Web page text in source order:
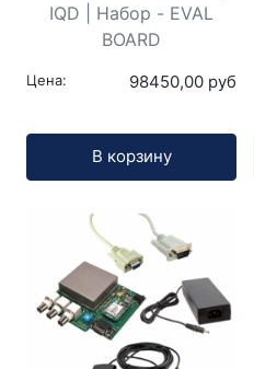
IQD | Набор - EVAL
BOARD
Цена: 98450,00 руб
В корзину